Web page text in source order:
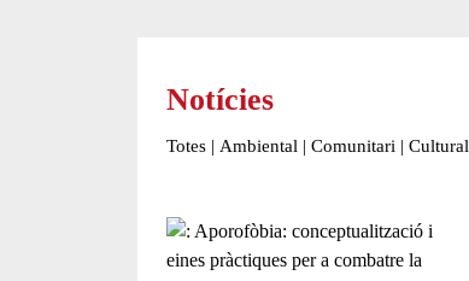
Notícies
Totes | Ambiental | Comunitari | Cultural